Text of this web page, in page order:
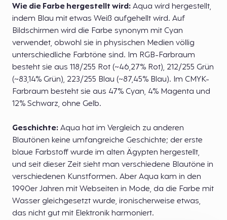
Wie die Farbe hergestellt wird:Aqua wird hergestellt,
indem Blau mit etwas Weiß aufgehellt wird. Auf
Bildschirmen wird die Farbe synonym mit Cyan
verwendet, obwohl sie in physischen Medien völlig
unterschiedliche Farbtöne sind. Im RGB-Farbraum
besteht sie aus 118/255 Rot (~46,27% Rot), 212/255 Grün
(~83,14% Grün), 223/255 Blau (~87,45% Blau). Im CMYK-
Farbraum besteht sie aus 47% Cyan, 4% Magenta und
12% Schwarz, ohne Gelb.
Geschichte:Aqua hat im Vergleich zu anderen
Blautönen keine umfangreiche Geschichte; der erste
blaue Farbstoff wurde im alten Ägypten hergestellt,
und seit dieser Zeit sieht man verschiedene Blautöne in
verschiedenen Kunstformen. Aber Aqua kam in den
1990er Jahren mit Webseiten in Mode, da die Farbe mit
Wasser gleichgesetzt wurde, ironischerweise etwas,
das nicht gut mit Elektronik harmoniert.